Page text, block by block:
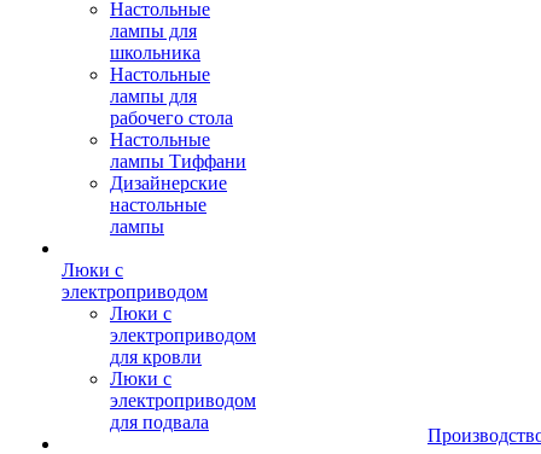
Настольные
лампы для
школьника
Настольные
лампы для
рабочего стола
Настольные
лампы Тиффани
Дизайнерские
настольные
лампы
Люки с
электроприводом
Люки с
электроприводом
для кровли
Люки с
электроприводом
для подвала